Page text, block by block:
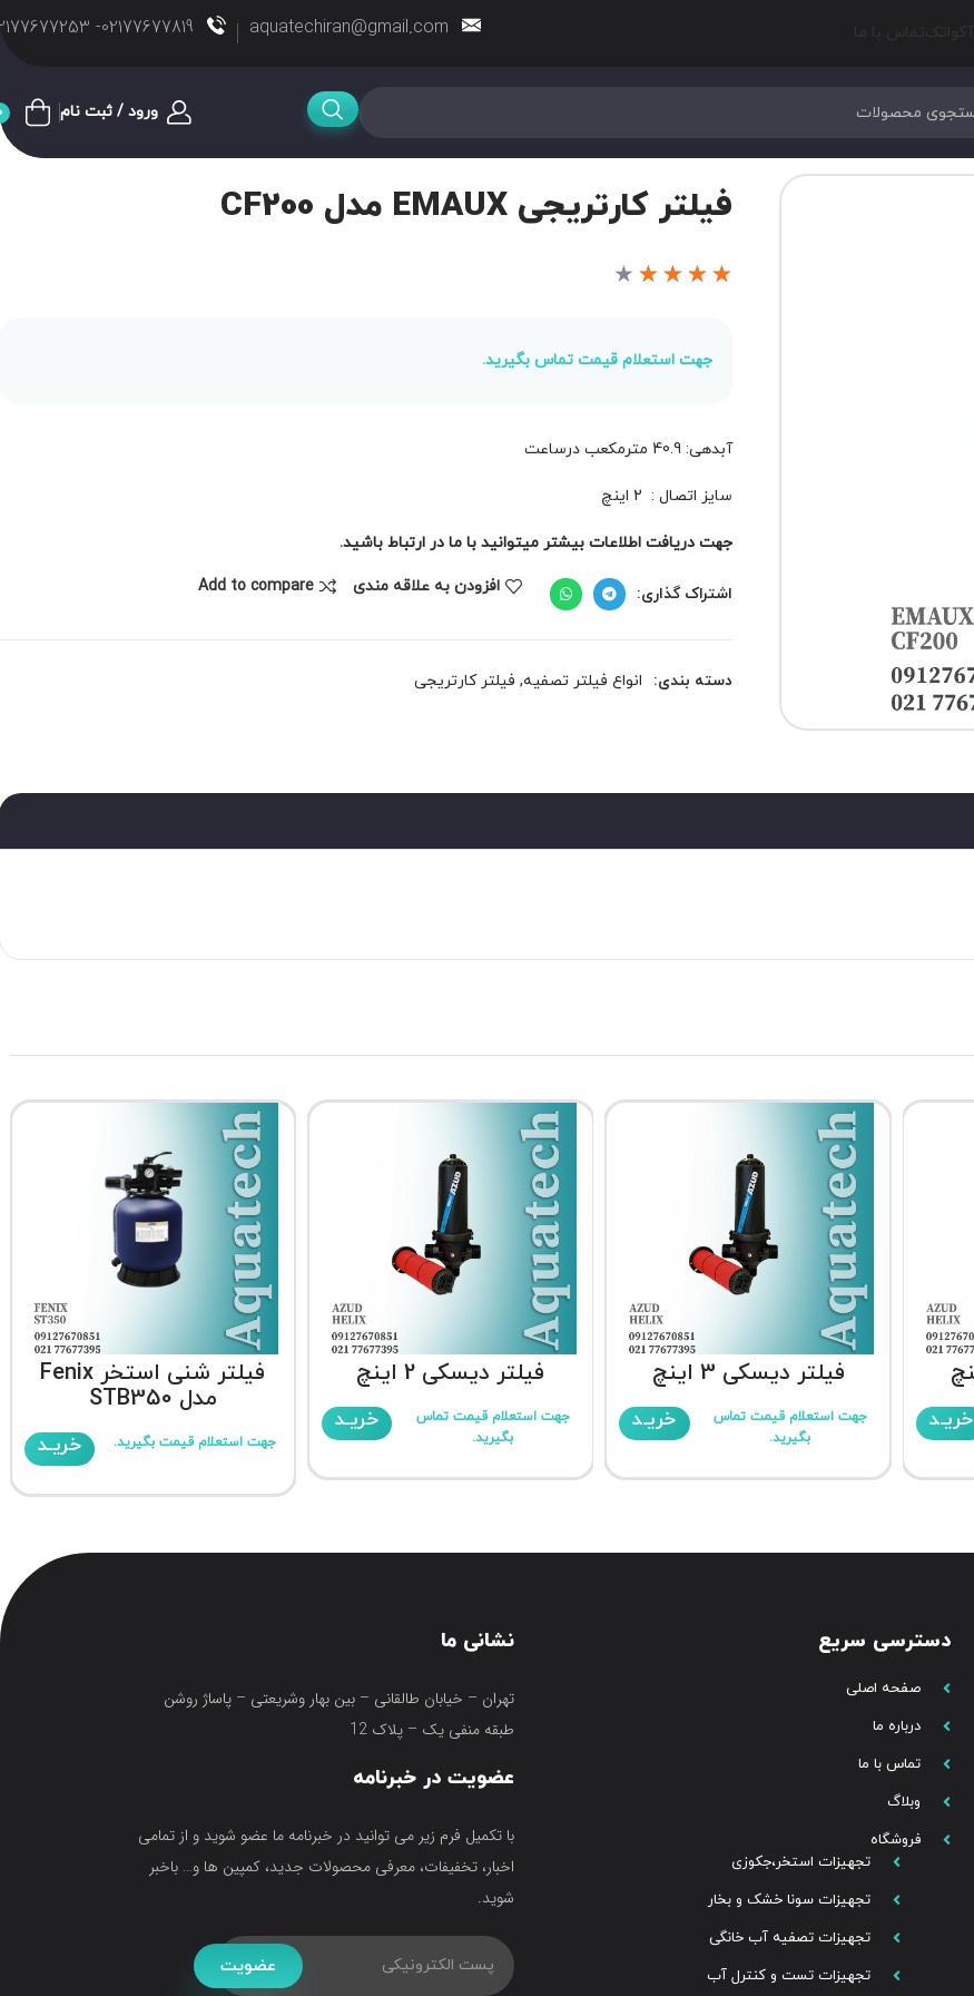
aquatechiran@gmail.com
02177677819- 02177677253
ورود / ثبت نام
فیلتر کارتریجی EMAUX مدل CF200
★
★
★
★
★
جهت استعلام قیمت تماس بگیرید.
آبدهی: 40.9 مترمکعب درساعت
سایز اتصال : 2 اینچ
جهت دریافت اطلاعات بیشتر میتوانید با ما در ارتباط باشید.
اشتراک گذاری: افزودن به علاقه مندی Add to compare
دسته بندی: انواع فیلتر تصفیه, فیلتر کارتریجی
خریـد
فیلتر دیسکی 3 اینچ
جهت استعلام قیمت تماس
بگیرید.
خریـد
فیلتر دیسکی 2 اینچ
جهت استعلام قیمت تماس
بگیرید.
خریـد
فیلتر شنی استخر Fenix
مدل STB350
جهت استعلام قیمت بگیرید. خریـد
دسترسی سریع
صفحه اصلی
درباره ما
تماس با ما
وبلاگ
فروشگاه
تجهیزات استخر،جکوزی
تجهیزات سونا خشک و بخار
تجهیزات تصفیه آب خانگی
تجهیزات تست و کنترل آب
نشانی ما
تهران – خیابان طالقانی – بین بهار وشریعتی – پاساژ روشن
طبقه منفی یک – پلاک 12
عضویت در خبرنامه
با تکمیل فرم زیر می توانید در خبرنامه ما عضو شوید و از تمامی
اخبار، تخفیفات، معرفی محصولات جدید، کمپین ها و… باخبر
شوید.
عضویت